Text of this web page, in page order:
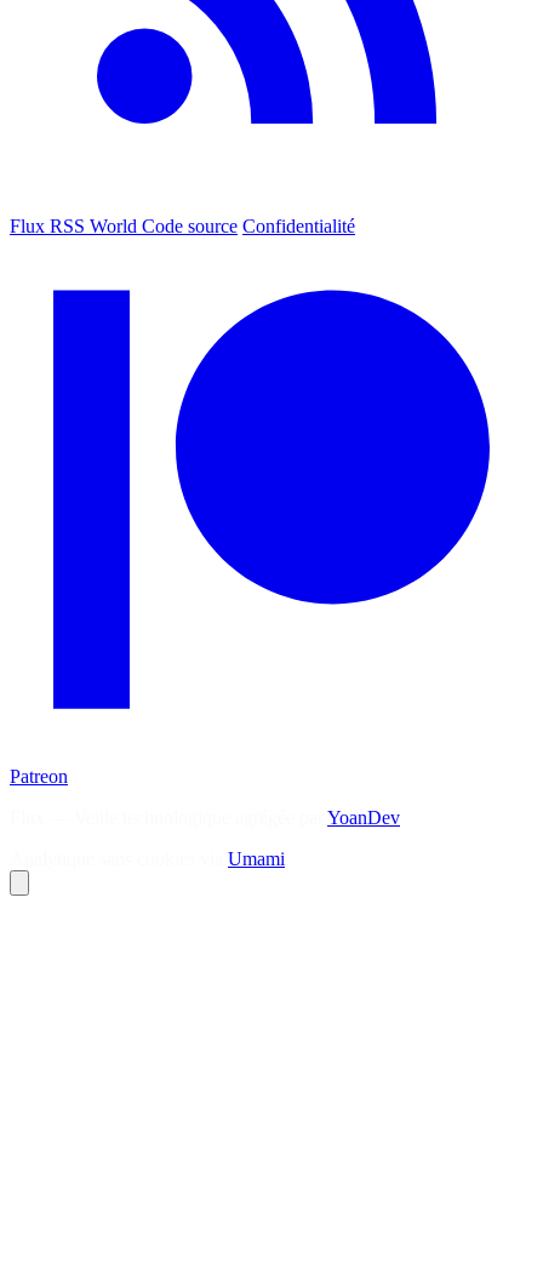
Flux RSS World Code source Confidentialité
Patreon
YoanDev
Umami